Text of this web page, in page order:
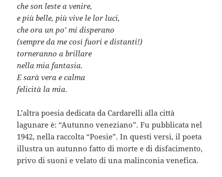
che son leste a venire,
e più belle, più vive le lor luci,
che ora un po’ mi disperano
(sempre da me così fuori e distanti!)
torneranno a brillare
nella mia fantasia.
E sarà vera e calma
felicità la mia.
L’altra poesia dedicata da Cardarelli alla città
lagunare è: “Autunno veneziano”. Fu pubblicata nel
1942, nella raccolta “Poesie”. In questi versi, il poeta
illustra un autunno fatto di morte e di disfacimento,
privo di suoni e velato di una malinconia venefica.